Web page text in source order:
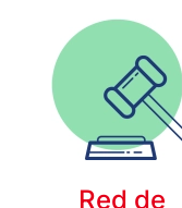
Red de